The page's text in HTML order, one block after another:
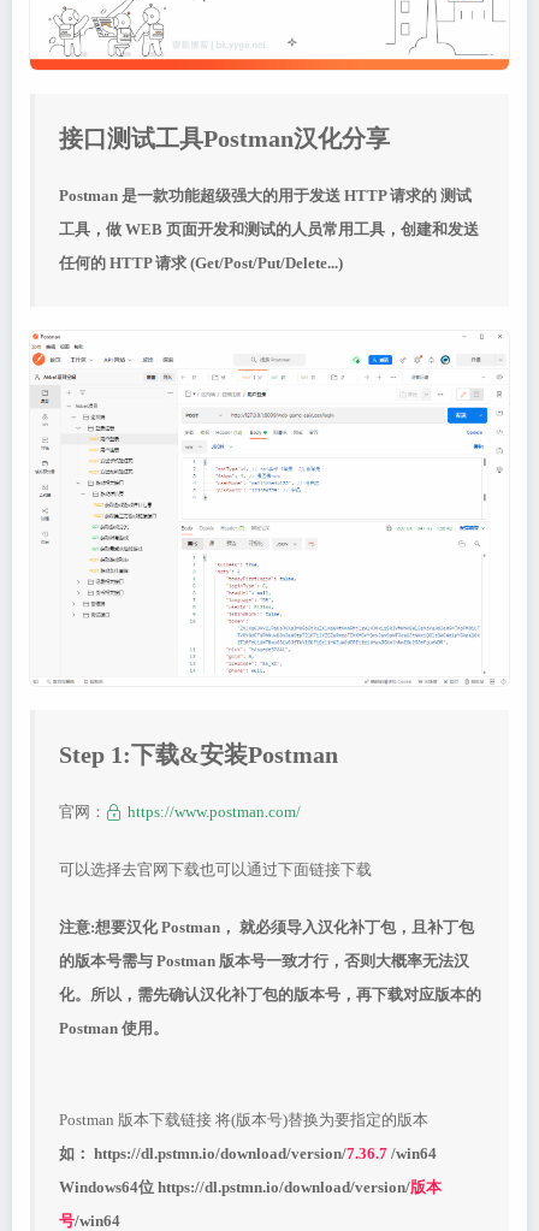
接口测试工具Postman汉化分享
Postman 是一款功能超级强大的用于发送 HTTP 请求的 测试
工具，做 WEB 页面开发和测试的人员常用工具，创建和发送
任何的 HTTP 请求 (Get/Post/Put/Delete...)
Step 1:下载&安装Postman
官网： https://www.postman.com/
可以选择去官网下载也可以通过下面链接下载
注意:想要汉化 Postman， 就必须导入汉化补丁包，且补丁包
的版本号需与 Postman 版本号一致才行，否则大概率无法汉
化。所以，需先确认汉化补丁包的版本号，再下载对应版本的
Postman 使用。
Postman 版本下载链接 将(版本号)替换为要指定的版本
如： https://dl.pstmn.io/download/version/7.36.7/win64
Windows64位 https://dl.pstmn.io/download/version/版本
号/win64